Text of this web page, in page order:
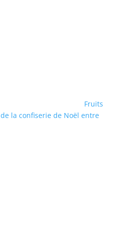
Fruits
la confiserie de Noël entre